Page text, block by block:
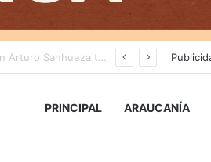
Cámaras municipales de Temuco detectaron la comercialización de tonelada y media de mercadería asiática ilegal
PRINCIPAL ARAUCANÍA